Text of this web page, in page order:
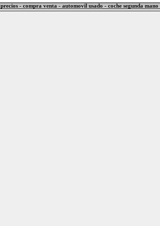
precios - compra venta - automovil usado - coche segunda mano